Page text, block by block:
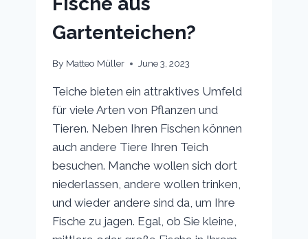
Gartenteichen?
By Matteo Müller June 3, 2023
Teiche bieten ein attraktives Umfeld
für viele Arten von Pflanzen und
Tieren. Neben Ihren Fischen können
auch andere Tiere Ihren Teich
besuchen. Manche wollen sich dort
niederlassen, andere wollen trinken,
und wieder andere sind da, um Ihre
Fische zu jagen. Egal, ob Sie kleine,